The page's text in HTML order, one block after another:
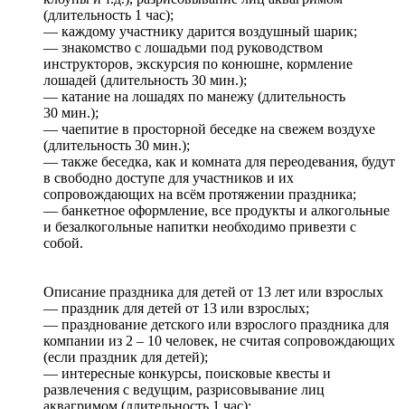
(длительность 1 час);
— каждому участнику дарится воздушный шарик;
— знакомство с лошадьми под руководством
инструкторов, экскурсия по конюшне, кормление
лошадей (длительность 30 мин.);
— катание на лошадях по манежу (длительность
30 мин.);
— чаепитие в просторной беседке на свежем воздухе
(длительность 30 мин.);
— также беседка, как и комната для переодевания, будут
в свободно доступе для участников и их
сопровождающих на всём протяжении праздника;
— банкетное оформление, все продукты и алкогольные
и безалкогольные напитки необходимо привезти с
собой.
Описание праздника для детей от 13 лет или взрослых
— праздник для детей от 13 или взрослых;
— празднование детского или взрослого праздника для
компании из 2 – 10 человек, не считая сопровождающих
(если праздник для детей);
— интересные конкурсы, поисковые квесты и
развлечения с ведущим, разрисовывание лиц
аквагримом (длительность 1 час);